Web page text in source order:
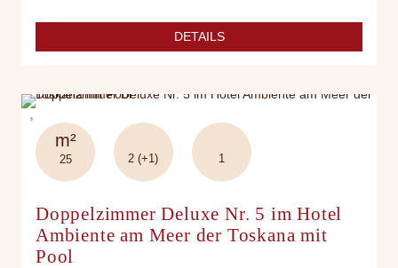
DETAILS
m²
25 2 (+1) 1
Doppelzimmer Deluxe Nr. 5 im Hotel
Ambiente am Meer der Toskana mit
Pool